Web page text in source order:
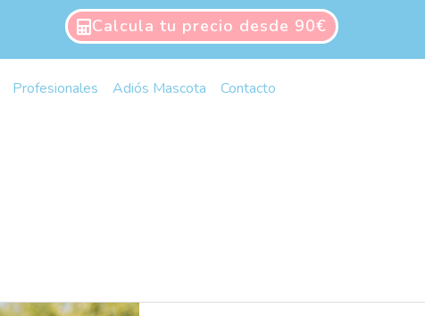
Calcula tu precio desde 90€
Profesionales Adiós Mascota Contacto